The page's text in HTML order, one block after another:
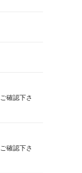
確認下さ
確認下さ